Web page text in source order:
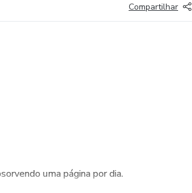
Compartilhar
uma página por dia.